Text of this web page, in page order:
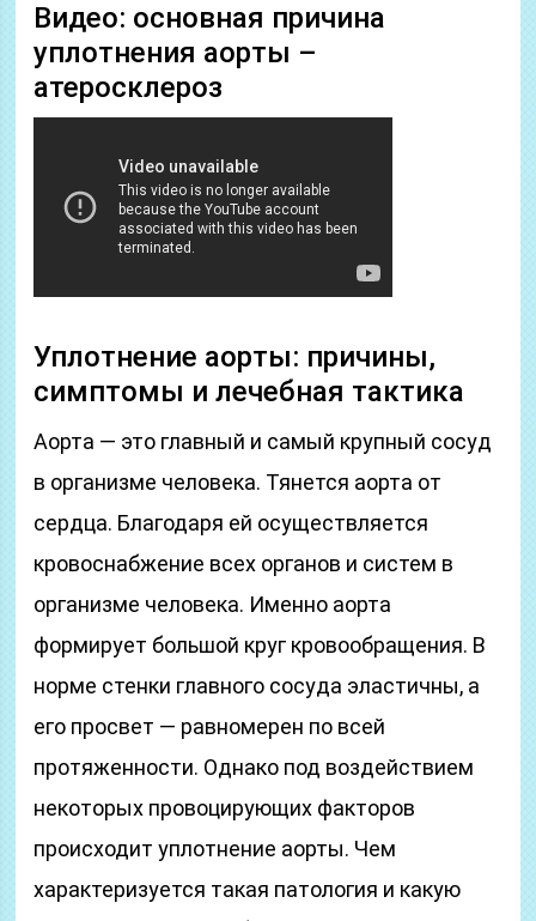
Видео: основная причина
уплотнения аорты –
атеросклероз
Уплотнение аорты: причины,
симптомы и лечебная тактика
Аорта — это главный и самый крупный сосуд
в организме человека. Тянется аорта от
сердца. Благодаря ей осуществляется
кровоснабжение всех органов и систем в
организме человека. Именно аорта
формирует большой круг кровообращения. В
норме стенки главного сосуда эластичны, а
его просвет — равномерен по всей
протяженности. Однако под воздействием
некоторых провоцирующих факторов
происходит уплотнение аорты. Чем
характеризуется такая патология и какую